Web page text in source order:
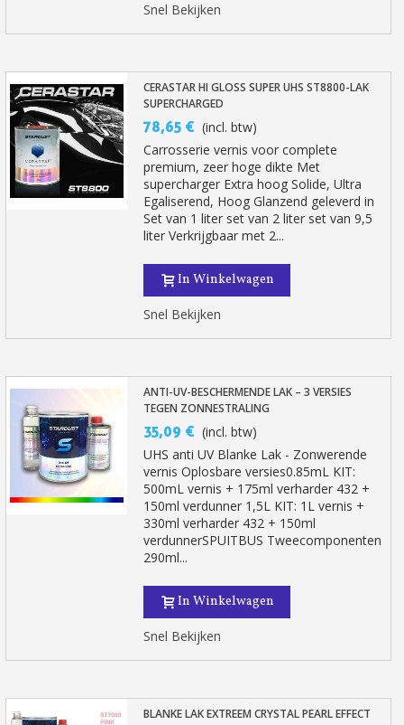
Snel Bekijken
CERASTAR HI GLOSS SUPER UHS ST8800-LAK
SUPERCHARGED
78,65 € (incl. btw)
Carrosserie vernis voor complete
premium, zeer hoge dikte Met
supercharger Extra hoog Solide, Ultra
Egaliserend, Hoog Glanzend geleverd in
Set van 1 liter set van 2 liter set van 9,5
liter Verkrijgbaar met 2...
In Winkelwagen
Snel Bekijken
ANTI-UV-BESCHERMENDE LAK – 3 VERSIES
TEGEN ZONNESTRALING
35,09 € (incl. btw)
UHS anti UV Blanke Lak - Zonwerende
vernis Oplosbare versies0.85mL KIT:
500mL vernis + 175ml verharder 432 +
150ml verdunner 1,5L KIT: 1L vernis +
330ml verharder 432 + 150ml
verdunnerSPUITBUS Tweecomponenten
290ml...
In Winkelwagen
Snel Bekijken
BLANKE LAK EXTREEM CRYSTAL PEARL EFFECT